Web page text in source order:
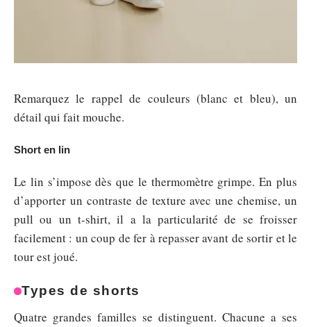
Remarquez le rappel de couleurs (blanc et bleu), un
détail qui fait mouche.
Short en lin
Le lin s’impose dès que le thermomètre grimpe. En plus
d’apporter un contraste de texture avec une chemise, un
pull ou un t-shirt, il a la particularité de se froisser
facilement : un coup de fer à repasser avant de sortir et le
tour est joué.
Types de shorts
Quatre grandes familles se distinguent. Chacune a ses